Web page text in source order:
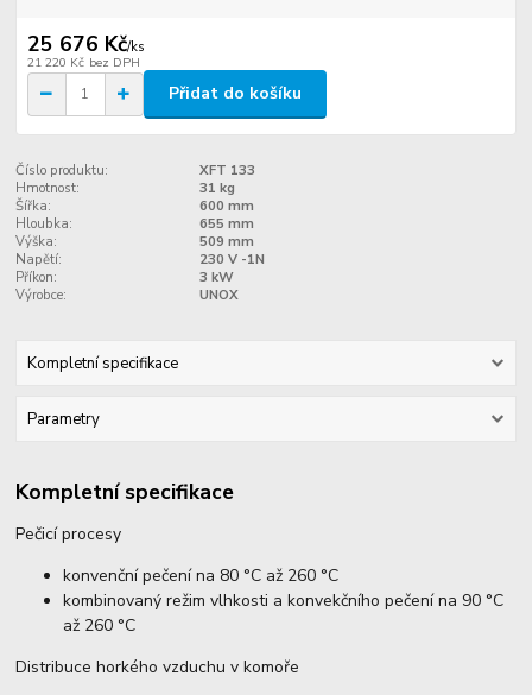
25 676 Kč/ks
21 220 Kč bez DPH
Přidat do košíku
Číslo produktu:
XFT 133
Hmotnost:
31 kg
Šířka:
600 mm
Hloubka:
655 mm
Výška:
509 mm
Napětí:
230 V -1N
Příkon:
3 kW
Výrobce:
UNOX
Kompletní specifikace
Parametry
Kompletní specifikace
Pečicí procesy
konvenční pečení na 80 °C až 260 °C
kombinovaný režim vlhkosti a konvekčního pečení na 90 °C
až 260 °C
Distribuce horkého vzduchu v komoře